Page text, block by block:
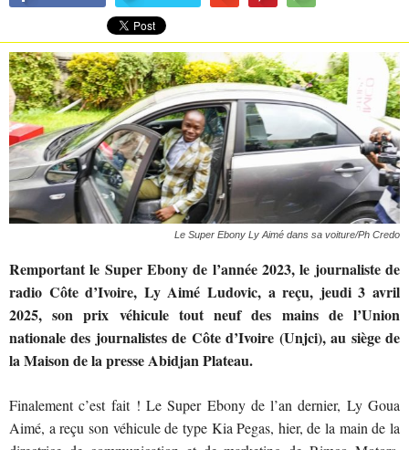
Le Super Ebony Ly Aimé dans sa voiture/Ph Credo
Remportant le Super Ebony de l’année 2023, le journaliste de
radio Côte d’Ivoire, Ly Aimé Ludovic, a reçu, jeudi 3 avril
2025, son prix véhicule tout neuf des mains de l’Union
nationale des journalistes de Côte d’Ivoire (Unjci), au siège de
la Maison de la presse Abidjan Plateau.
Finalement c’est fait ! Le Super Ebony de l’an dernier, Ly Goua
Aimé, a reçu son véhicule de type Kia Pegas, hier, de la main de la